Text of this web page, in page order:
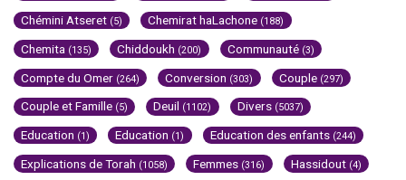
Chémini Atseret (5) Chemirat haLachone (188)
Chemita (135) Chiddoukh (200) Communauté (3)
Compte du Omer (264) Conversion (303) Couple (297)
Couple et Famille (5) Deuil (1102) Divers (5037)
Education (1) Education (1) Education des enfants (244)
Explications de Torah (1058) Femmes (316) Hassidout (4)